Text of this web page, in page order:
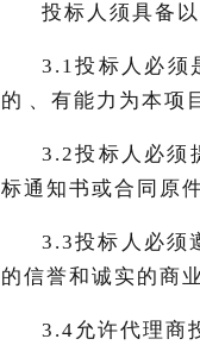
投标人须具备以
3.1投标人必须
的、有能力为本
3.2投标人必须
标通知书或合同原
3.3投标人必须
的信誉和诚实的商业
3.4 允许代理商投